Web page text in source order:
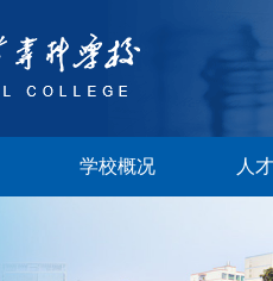
学校概况 人